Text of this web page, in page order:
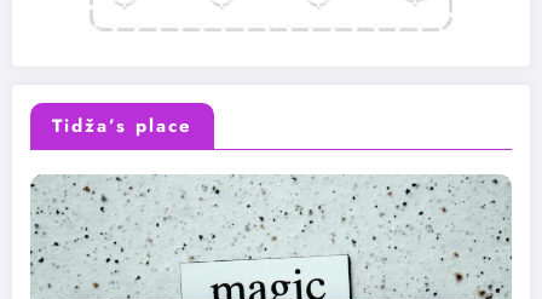
Tidža’s place